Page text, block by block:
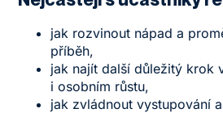
jak rozvinout nápad a
příběh,
jak najít další důležitý krok
i osobním růstu,
jak zvládnout vystupování